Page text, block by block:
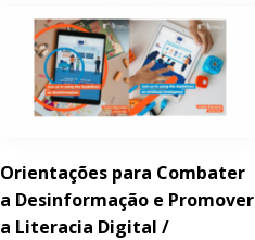
Orientações para Combater
a Desinformação e Promover
a Literacia Digital /